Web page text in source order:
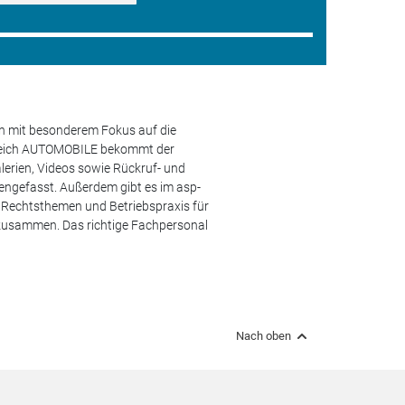
mit besonderem Fokus auf die
AUTOMOBILE bekommt der
Videos sowie Rückruf- und
Außerdem gibt es im asp-
und Betriebspraxis für
Das richtige Fachpersonal
Nach oben